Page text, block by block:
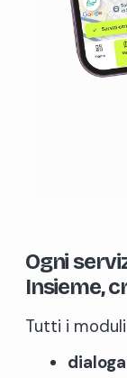
Ogni
Insieme,
Tutti i